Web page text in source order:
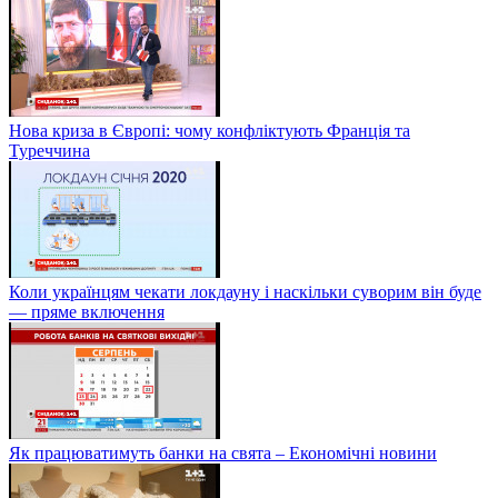
Нова криза в Європі: чому конфліктують Франція та
Туреччина
Коли українцям чекати локдауну і наскільки суворим він буде
— пряме включення
Як працюватимуть банки на свята – Економічні новини